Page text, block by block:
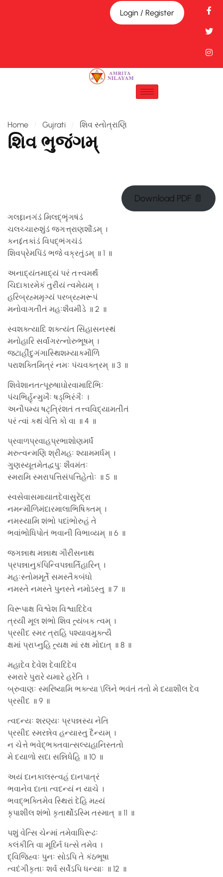
Login / Register
Home Gujrati શિવ સ્તોત્રાણિ
શિવ ભુજંગમ્
Download PDF 📄
ગલદ્દાનગંડં મિલદ્ભૃંગષંડં
ચલચ્ચારુશુંડં જગત્ત્રાણશૌંડમ્ ।
કનદ્દંતકાંડં વિપદ્ભંગચંડં
શિવપ્રેમપિંડં ભજે વક્રતુંડમ્ ॥ 1 ॥
અનાદ્યંતમાદ્યં પરં તત્ત્વમર્થં
ચિદાકારમેકં તુરીયં ત્વમેયમ્ ।
હરિબ્રહ્મમૃગ્યં પરબ્રહ્મરૂપં
મનોવાગતીતં મહઃશૈવમીડે ॥ 2 ॥
સ્વશક્ત્યાદિ શક્ત્યંત સિંહાસનસ્થં
મનોહારિ સર્વાંગરત્નોરુભૂષમ્ ।
જટાહીંદુગંગાસ્થિશમ્યાકમૌળિં
પરાશક્તિમિત્રં નમઃ પંચવક્ત્રમ્ ॥ 3 ॥
શિવેશાનતત્પૂરુષાઘોરવામાદિભિઃ
પંચભિર્હૃન્મુખૈઃ ષડ્ભિરંગૈઃ ।
અનૌપમ્ય ષટ્ત્રિંશતં તત્ત્વવિદ્યામતીતં
પરં ત્વાં કથં વેત્તિ કો વા ॥ 4 ॥
પ્રવાળપ્રવાહપ્રભાશોણમર્ધં
મરુત્વન્મણિ શ્રીમહઃ શ્યામમર્ધમ્ ।
ગુણસ્યૂતમેતદ્વપુઃ શૈવમંતઃ
સ્મરામિ સ્મરાપત્તિસંપત્તિહેતોઃ ॥ 5 ॥
સ્વસેવાસમાયાતદેવાસુરેંદ્રા
નમન્મૌળિમંદારમાલાભિષિક્તમ્ ।
નમસ્યામિ શંભો પદાંભોરુહં તે
ભવાંભોધિપોતં ભવાની વિભાવ્યમ્ ॥ 6 ॥
જગન્નાથ મન્નાથ ગૌરીસનાથ
પ્રપન્નાનુકંપિન્વિપન્નાર્તિહારિન્ ।
મહઃસ્તોમમૂર્તે સમસ્તૈકબંધો
નમસ્તે નમસ્તે પુનસ્તે નમોઽસ્તુ ॥ 7 ॥
વિરૂપાક્ષ વિશ્વેશ વિશ્વાદિદેવ
ત્રયી મૂલ શંભો શિવ ત્ર્યંબક ત્વમ્ ।
પ્રસીદ સ્મર ત્રાહિ પશ્યાવમુક્ત્યૈ
ક્ષમાં પ્રાપ્નુહિ ત્ર્યક્ષ માં રક્ષ મોદાત્ ॥ 8 ॥
મહાદેવ દેવેશ દેવાદિદેવ
સ્મરારે પુરારે યમારે હરેતિ ।
બ્રુવાણઃ સ્મરિષ્યામિ ભક્ત્યા \લિને ભવંતં તતો મે દયાશીલ દેવ
પ્રસીદ ॥ 9 ॥
ત્વદન્યઃ શરણ્યઃ પ્રપન્નસ્ય નેતિ
પ્રસીદ સ્મરન્નેવ હન્યાસ્તુ દૈન્યમ્ ।
ન ચેત્તે ભવેદ્ભક્તવાત્સલ્યહાનિસ્તતો
મે દયાળો સદા સન્નિધેહિ ॥ 10 ॥
અયં દાનકાલસ્ત્વહં દાનપાત્રં
ભવાનેવ દાતા ત્વદન્યં ન યાચે ।
ભવદ્ભક્તિમેવ સ્થિરાં દેહિ મહ્યં
કૃપાશીલ શંભો કૃતાર્થોઽસ્મિ તસ્માત્ ॥ 11 ॥
પશું વેત્સિ ચેન્માં તમેવાધિરૂઢઃ
કલંકીતિ વા મૂર્ધ્નિ ધત્સે તમેવ ।
દ્વિજિહ્વઃ પુનઃ સોઽપિ તે કંઠભૂષા
ત્વદંગીકૃતાઃ શર્વ સર્વેઽપિ ધન્યાઃ ॥ 12 ॥